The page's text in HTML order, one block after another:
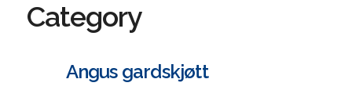
Category
Angus gardskjøtt